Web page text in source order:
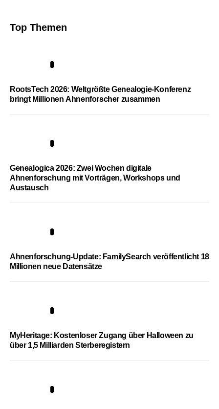
Top Themen
RootsTech 2026: Weltgrößte Genealogie-Konferenz
bringt Millionen Ahnenforscher zusammen
Genealogica 2026: Zwei Wochen digitale
Ahnenforschung mit Vorträgen, Workshops und
Austausch
Ahnenforschung-Update: FamilySearch veröffentlicht 18
Millionen neue Datensätze
MyHeritage: Kostenloser Zugang über Halloween zu
über 1,5 Milliarden Sterberegistern